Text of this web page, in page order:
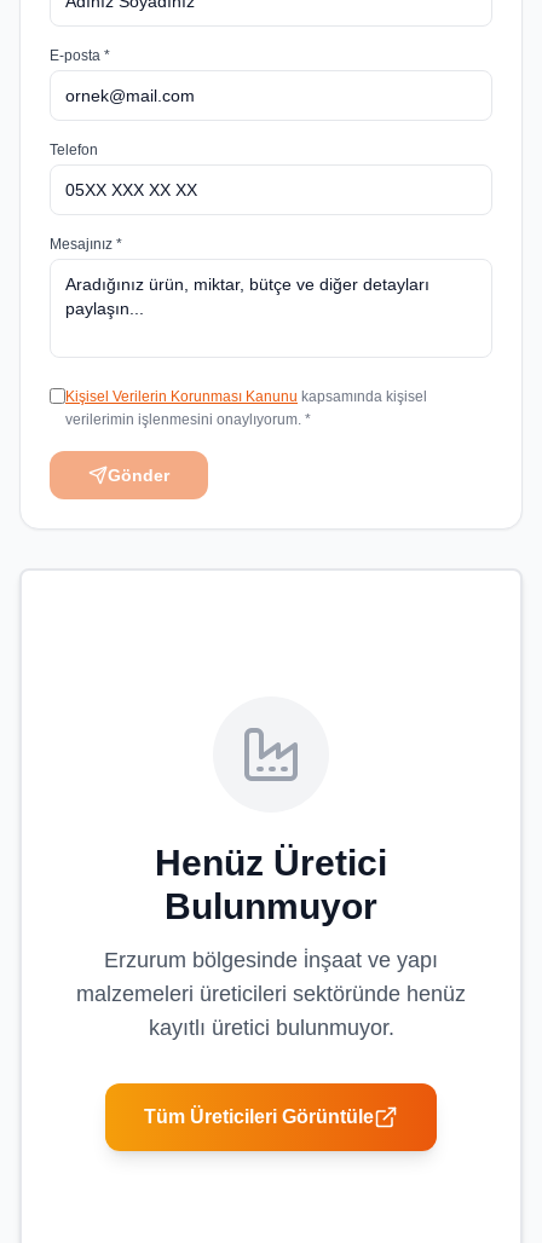
E-posta *
Telefon
Mesajınız *
Kişisel Verilerin Korunması Kanunu kapsamında kişisel
verilerimin işlenmesini onaylıyorum. *
Gönder
Henüz Üretici
Bulunmuyor
Erzurum bölgesinde i̇nşaat ve yapı
malzemeleri üreticileri sektöründe henüz
kayıtlı üretici bulunmuyor.
Tüm Üreticileri Görüntüle